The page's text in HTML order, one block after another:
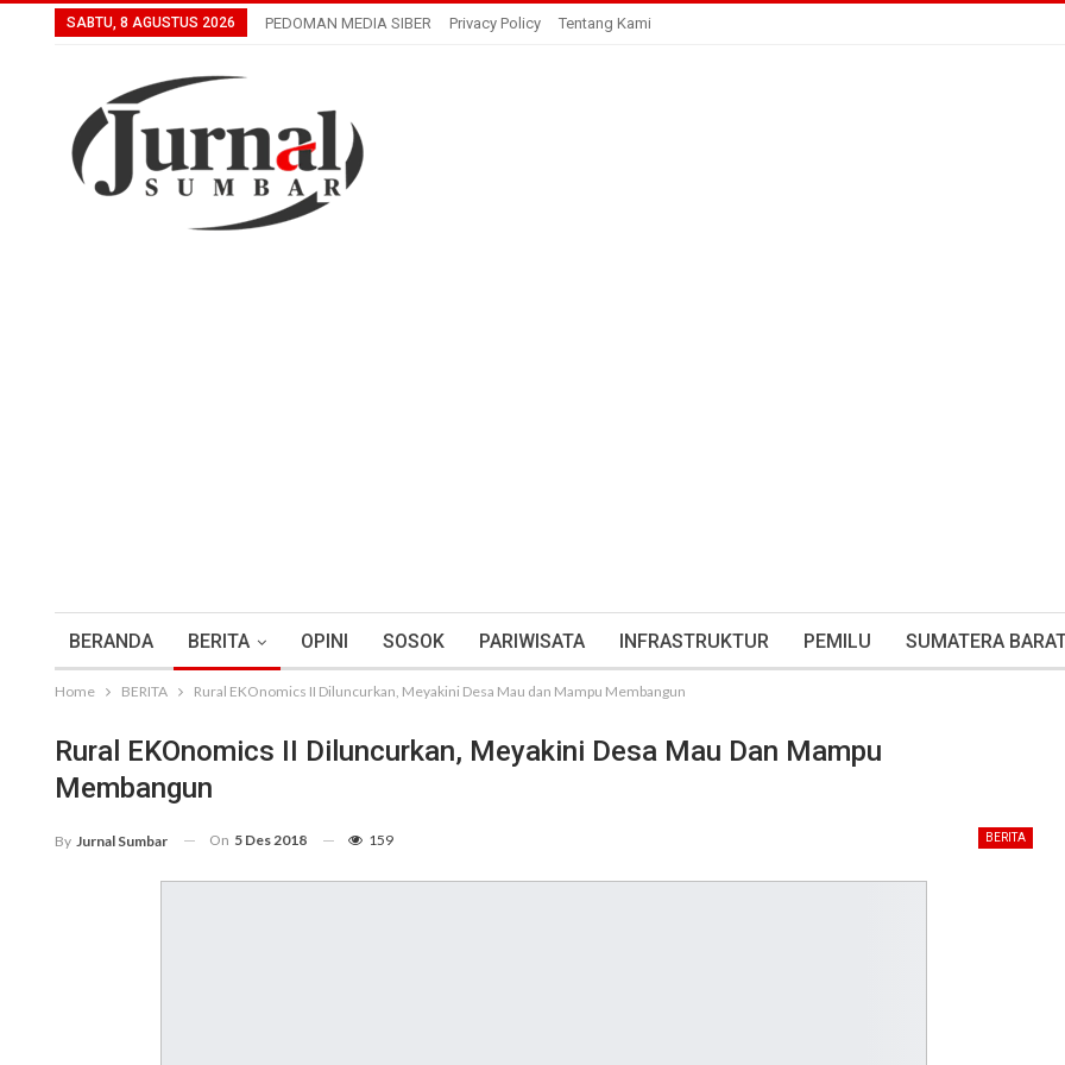
SABTU, 8 AGUSTUS 2026 PEDOMAN MEDIA SIBER Privacy Policy Tentang Kami
BERANDA BERITA OPINI SOSOK PARIWISATA INFRASTRUKTUR PEMILU SUMATERA
Home BERITA Rural EKOnomics II Diluncurkan, Meyakini Desa Mau dan Mampu Membangun
Rural EKOnomics II Diluncurkan, Meyakini Desa Mau Dan Mampu
Membangun
BERITA
By Jurnal Sumbar On 5 Des 2018 159